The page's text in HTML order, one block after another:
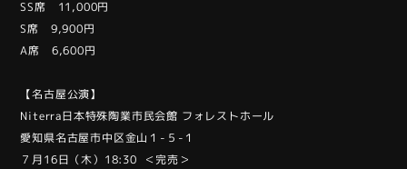
SS席 11,000円
S席 9,900円
A席 6,600円
【名古屋公演】
Niterra日本特殊陶業市民会館 フォレストホール
愛知県名古屋市中区金山１-５-１
７月16日（木）18:30 ＜完売＞